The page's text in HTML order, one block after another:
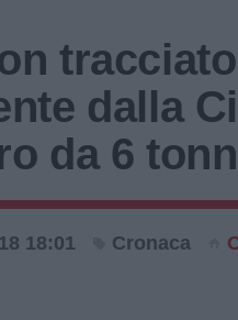
tracciato
dalla
da 6
18:01 Cronaca